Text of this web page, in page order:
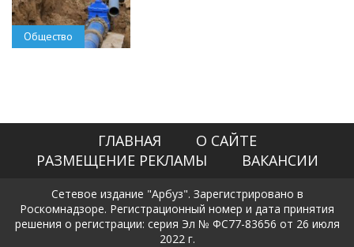
Общество
ГЛАВНАЯ
О САЙТЕ
РАЗМЕЩЕНИЕ РЕКЛАМЫ
ВАКАНСИИ
Сетевое издание "Арбуз". Зарегистрировано в
Роскомнадзоре. Регистрационный номер и дата принятия
решения о регистрации: серия Эл № ФС77-83656 от 26 июля
2022 г.